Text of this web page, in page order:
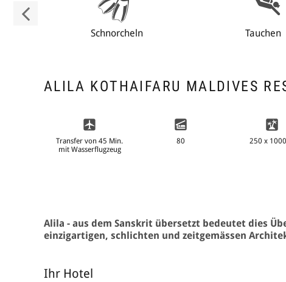
Schnorcheln Tauchen
ALILA KOTHAIFARU MALDIVES
Transfer von 45 Min.
mit Wasserflugzeug
80 250 x
Alila - aus dem Sanskrit übersetzt bedeutet dies
einzigartigen, schlichten und zeitgemässen
Ihr Hotel